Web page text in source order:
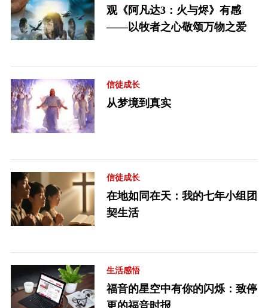
观《阿凡达3：火与烬》有感
——以牧者之心敬颂万物之爱
信徒成长
从梦境到真实
信徒成长
在地如同在天：我的七年小组团
契生活
生活感悟
福音的星空中有你的闪烁：致停
更的福音时报